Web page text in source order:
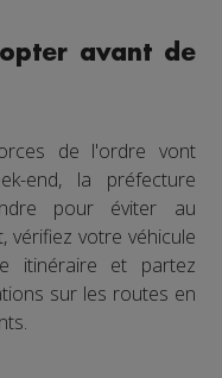
avant de
de l'ordre vont
end, la préfecture
pour éviter au
vérifiez votre véhicule
itinéraire et partez
sur les routes en